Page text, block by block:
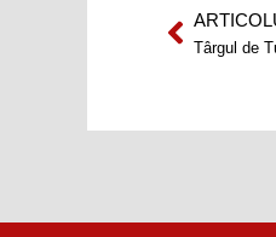
Prev
Târgul de